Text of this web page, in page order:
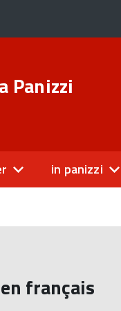
Panizzi
in panizzi
français